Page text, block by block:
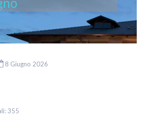
8 Giugno 2026
355